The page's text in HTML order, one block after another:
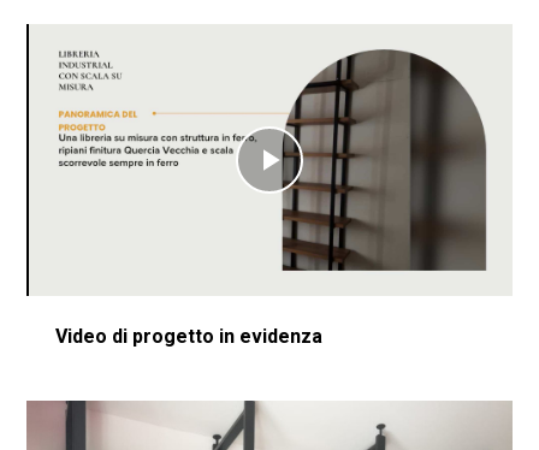
Play
Video
Video di progetto in evidenza